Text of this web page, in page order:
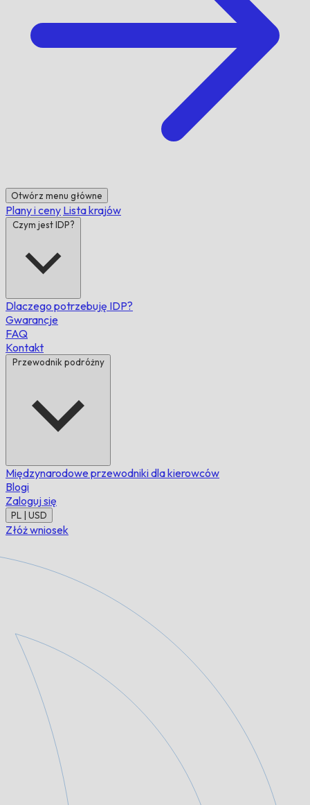
Otwórz menu główne
Plany i ceny Lista krajów
Czym jest IDP?
Dlaczego potrzebuję IDP?
Gwarancje
FAQ
Kontakt
Przewodnik podróżny
Międzynarodowe przewodniki dla kierowców
Blogi
Zaloguj się
PL | USD
Złóż wniosek